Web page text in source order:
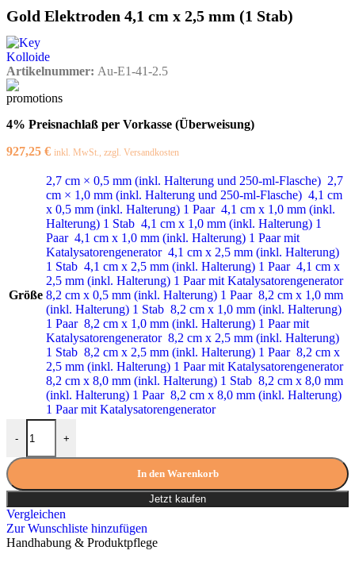
Gold Elektroden 4,1 cm x 2,5 mm (1 Stab)
Artikelnummer: Au-E1-41-2.5
4% Preisnachlaß per Vorkasse (Überweisung)
927,25 € inkl. MwSt., zzgl. Versandkosten
Größe
2,7 cm × 0,5 mm (inkl. Halterung und 250-ml-Flasche) 2,7
cm × 1,0 mm (inkl. Halterung und 250-ml-Flasche) 4,1 cm
x 0,5 mm (inkl. Halterung) 1 Paar 4,1 cm x 1,0 mm (inkl.
Halterung) 1 Stab 4,1 cm x 1,0 mm (inkl. Halterung) 1
Paar 4,1 cm x 1,0 mm (inkl. Halterung) 1 Paar mit
Katalysatorengenerator 4,1 cm x 2,5 mm (inkl. Halterung)
1 Stab 4,1 cm x 2,5 mm (inkl. Halterung) 1 Paar 4,1 cm x
2,5 mm (inkl. Halterung) 1 Paar mit Katalysatorengenerator
8,2 cm x 0,5 mm (inkl. Halterung) 1 Paar 8,2 cm x 1,0 mm
(inkl. Halterung) 1 Stab 8,2 cm x 1,0 mm (inkl. Halterung)
1 Paar 8,2 cm x 1,0 mm (inkl. Halterung) 1 Paar mit
Katalysatorengenerator 8,2 cm x 2,5 mm (inkl. Halterung)
1 Stab 8,2 cm x 2,5 mm (inkl. Halterung) 1 Paar 8,2 cm x
2,5 mm (inkl. Halterung) 1 Paar mit Katalysatorengenerator
8,2 cm x 8,0 mm (inkl. Halterung) 1 Stab 8,2 cm x 8,0 mm
(inkl. Halterung) 1 Paar 8,2 cm x 8,0 mm (inkl. Halterung)
1 Paar mit Katalysatorengenerator
-
Gold Elektroden 4,1 cm x 2,5 mm (1 Stab) Menge
+
In den Warenkorb
Jetzt kaufen
Vergleichen
Zur Wunschliste hinzufügen
Handhabung & Produktpflege